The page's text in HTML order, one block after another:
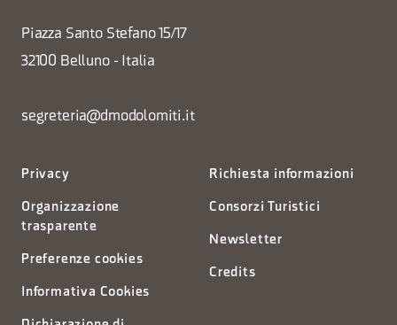
Piazza Santo Stefano 15/17
32100 Belluno - Italia
segreteria@dmodolomiti.it
Privacy
Organizzazione
trasparente
Preferenze cookies
Informativa Cookies
Richiesta informazioni
Consorzi Turistici
Newsletter
Credits